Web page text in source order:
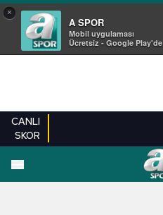
×
A SPOR
Mobil uygulaması
Ücretsiz - Google Play'de
CANLI
SKOR